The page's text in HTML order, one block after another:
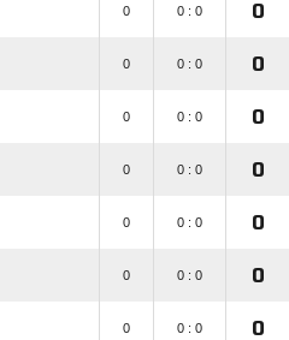
0 0 : 0 0
0 0 : 0 0
0 0 : 0 0
0 0 : 0 0
0 0 : 0 0
0 0 : 0 0
0 0 : 0 0